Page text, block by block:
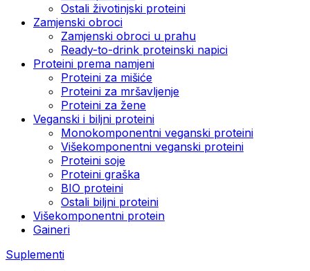
Ostali životinjski proteini
Zamjenski obroci
Zamjenski obroci u prahu
Ready-to-drink proteinski napici
Proteini prema namjeni
Proteini za mišiće
Proteini za mršavljenje
Proteini za žene
Veganski i biljni proteini
Monokomponentni veganski proteini
Višekomponentni veganski proteini
Proteini soje
Proteini graška
BIO proteini
Ostali biljni proteini
Višekomponentni protein
Gaineri
Suplementi